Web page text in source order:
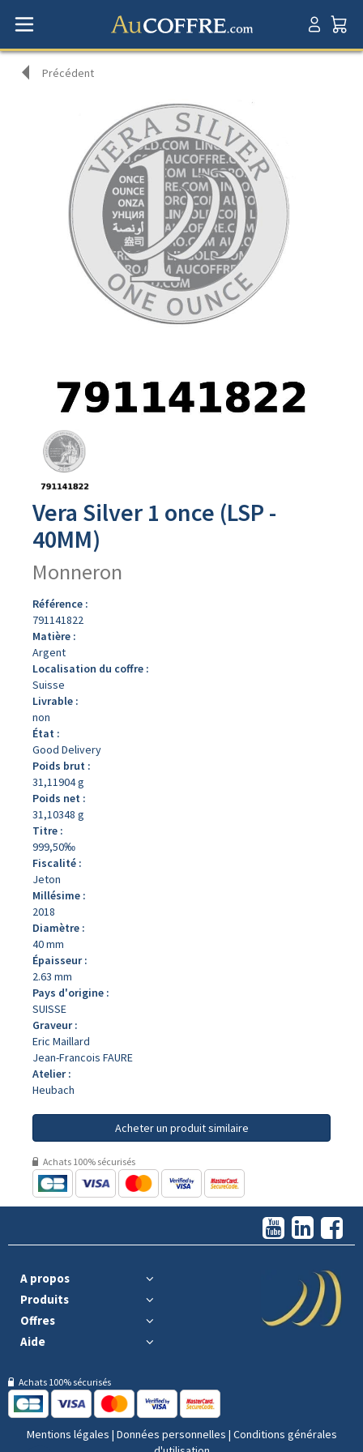
Précédent
produit
Vera Silver 1 once (LSP -
40MM)
Monneron
Référence :
791141822
Matière :
Argent
Localisation du coffre :
Suisse
Livrable :
non
État :
Good Delivery
Poids brut :
31,11904 g
Poids net :
31,10348 g
Titre :
999,50‰
Fiscalité :
Jeton
Millésime :
2018
Diamètre :
40 mm
Épaisseur :
2.63 mm
Pays d'origine :
SUISSE
Graveur :
Eric Maillard
Jean-Francois FAURE
Atelier :
Heubach
Acheter un produit similaire
Achats 100% sécurisés
A propos
Produits
Offres
Aide
Achats 100% sécurisés
Mentions légales | Données personnelles | Conditions générales